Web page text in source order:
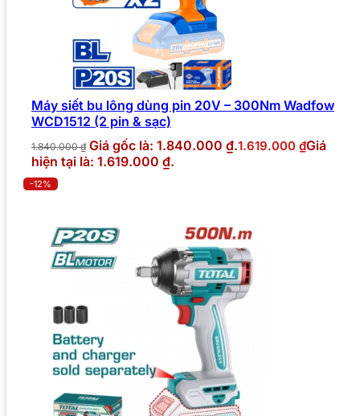
Máy siết bu lông dùng pin 20V – 300Nm Wadfow
WCD1512 (2 pin & sạc)
1.840.000₫ Giá gốc là: 1.840.000 ₫.1.619.000 ₫Giá
hiện tại là: 1.619.000 ₫.
-12%